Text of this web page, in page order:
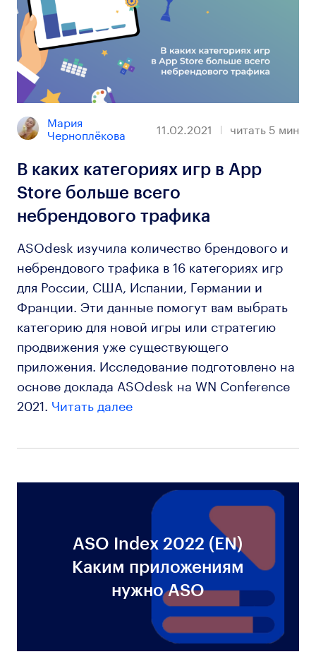
Мария
Черноплёкова 11.02.2021 читать 5 мин
В каких категориях игр в App
Store больше всего
небрендового трафика
ASOdesk изучила количество брендового и
небрендового трафика в 16 категориях игр
для России, США, Испании, Германии и
Франции. Эти данные помогут вам выбрать
категорию для новой игры или стратегию
продвижения уже существующего
приложения. Исследование подготовлено на
основе доклада ASOdesk на WN Conference
2021. Читать далее
ASO Index 2022 (EN)
Каким приложениям
нужно ASO